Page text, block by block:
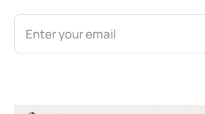
Enter your email